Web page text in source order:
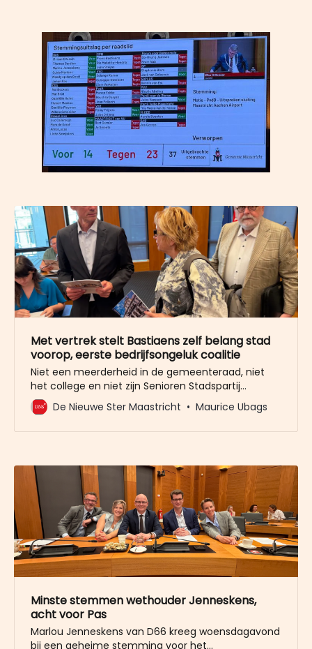
Met vertrek stelt Bastiaens zelf belang stad
voorop, eerste bedrijfsongeluk coalitie
Niet een meerderheid in de gemeenteraad, niet
het college en niet zijn Senioren Stadspartij
Maastricht stuurde wethouder Frans Bastiaens weg
in het belang van de stad. Frans Bastiaens trok
start
De Nieuwe Ster Maastricht Maurice Ubags
Minste stemmen wethouder Jenneskens,
acht voor Pas
Marlou Jenneskens van D66 kreeg woensdagavond
bij een geheime stemming voor het